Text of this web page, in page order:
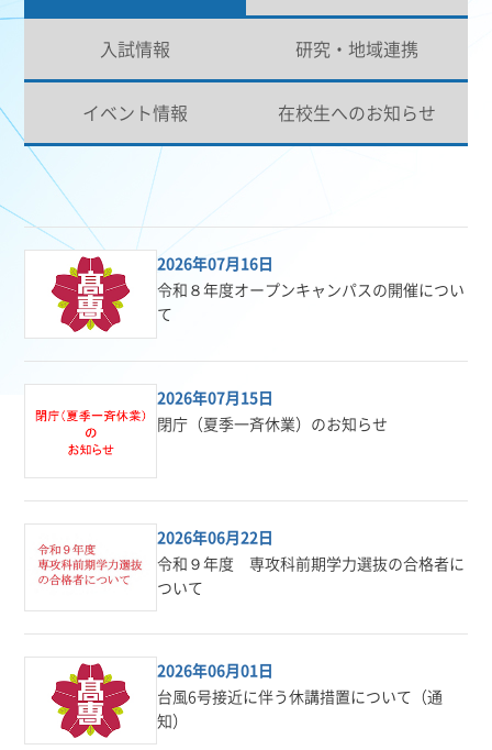
入試情報 研究・地域連携
イベント情報 在校生へのお知らせ
2026年07月16日
令和８年度オープンキャンパスの開催につい
て
2026年07月15日
閉庁（夏季一斉休業）のお知らせ
2026年06月22日
令和９年度 専攻科前期学力選抜の合格者に
ついて
2026年06月01日
台風6号接近に伴う休講措置について（通
知）